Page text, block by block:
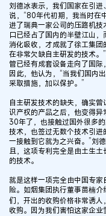
刘德冰表示，我们国家在引
说，“80年代初期，我当时在
进了瑞典一家公司的压路机
口已经占了国内的半壁江山
消化吸收，才成就了徐工集
在非常欠缺自主研发的技术
管已经有成套设备走向了国际
因此，他认为，“当我们国内
采取措施，加以保护。”
自主研发技术的缺失，确实
识产权的产品之后，他变得
30年了，也接触过国外很多
技术，也签过无数个技术引
一接触到它就为之兴奋。”刘
且，这项专利完全是由土生
的技术。
就是这样一项完全由中国专
险。如烟集团执行董事苗楠
们，开出的收购价格非常诱
收购。因为我们害怕这家企